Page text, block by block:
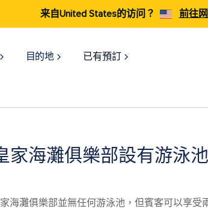
来自United States的访问？ 前往
目的地 已有預訂
家海灘俱樂部設有游泳
海灘俱樂部並無任何游泳池，但賓客可以享受